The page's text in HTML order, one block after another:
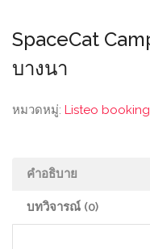
SpaceCat
บางนา
หมวดหมู่: Listeo booking
คำอธิบาย
บทวิจารณ์ (0)